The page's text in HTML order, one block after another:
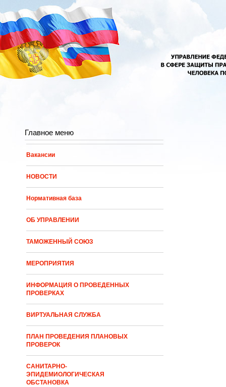
Перейти к основному содержанию
Главное меню
Вакансии
НОВОСТИ
Нормативная база
ОБ УПРАВЛЕНИИ
ТАМОЖЕННЫЙ СОЮЗ
МЕРОПРИЯТИЯ
ИНФОРМАЦИЯ О ПРОВЕДЕННЫХ
ПРОВЕРКАХ
ВИРТУАЛЬНАЯ СЛУЖБА
ПЛАН ПРОВЕДЕНИЯ ПЛАНОВЫХ
ПРОВЕРОК
САНИТАРНО-
ЭПИДЕМИОЛОГИЧЕСКАЯ
ОБСТАНОВКА